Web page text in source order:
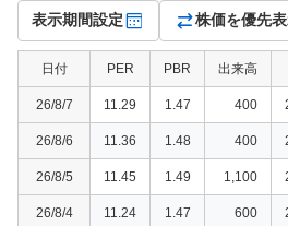
表示期間設定 株価を優先
日付 PER PBR 出来高
26/8/7 11.29 1.47 400
26/8/6 11.36 1.48 400
26/8/5 11.45 1.49 1,100
26/8/4 11.24 1.47 600